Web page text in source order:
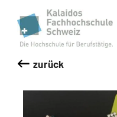
zurück